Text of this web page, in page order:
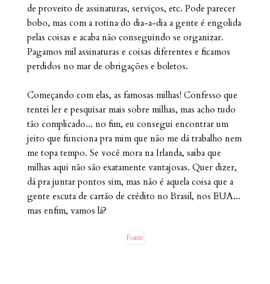
de proveito de assinaturas, serviços, etc. Pode parecer
bobo, mas com a rotina do dia-a-dia a gente é engolida
pelas coisas e acaba não conseguindo se organizar.
Pagamos mil assinaturas e coisas diferentes e ficamos
perdidos no mar de obrigações e boletos.
Começando com elas, as famosas milhas! Confesso que
tentei ler e pesquisar mais sobre milhas, mas acho tudo
tão complicado... no fim, eu consegui encontrar um
jeito que funciona pra mim que não me dá trabalho nem
me topa tempo. Se você mora na Irlanda, saiba que
milhas aqui não são exatamente vantajosas. Quer dizer,
dá pra juntar pontos sim, mas não é aquela coisa que a
gente escuta de cartão de crédito no Brasil, nos EUA...
mas enfim, vamos lá?
Fonte